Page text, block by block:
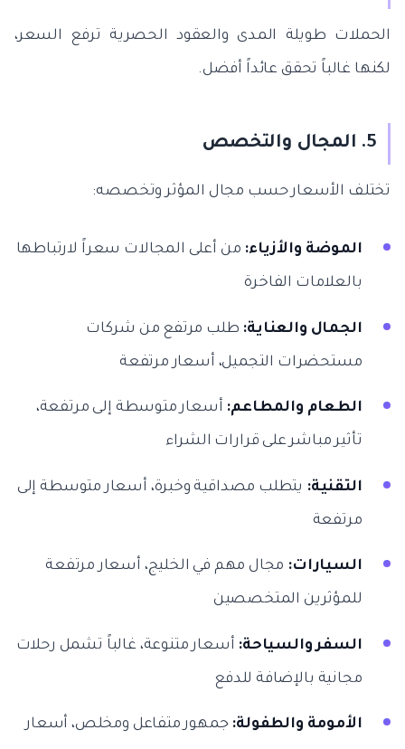
الحملات طويلة المدى والعقود الحصرية ترفع السعر،
لكنها غالباً تحقق عائداً أفضل.
5. المجال والتخصص
تختلف الأسعار حسب مجال المؤثر وتخصصه:
الموضة والأزياء: من أعلى المجالات سعراً لارتباطها
بالعلامات الفاخرة
الجمال والعناية: طلب مرتفع من شركات
مستحضرات التجميل، أسعار مرتفعة
الطعام والمطاعم: أسعار متوسطة إلى مرتفعة،
تأثير مباشر على قرارات الشراء
التقنية: يتطلب مصداقية وخبرة، أسعار متوسطة إلى
مرتفعة
السيارات: مجال مهم في الخليج، أسعار مرتفعة
للمؤثرين المتخصصين
السفر والسياحة: أسعار متنوعة، غالباً تشمل رحلات
مجانية بالإضافة للدفع
الأمومة والطفولة: جمهور متفاعل ومخلص، أسعار